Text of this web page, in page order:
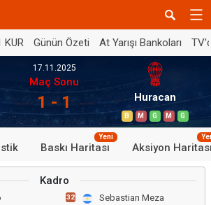
KUR Günün Özeti At Yarışı Bankoları
17.11.2025
Maç Sonu
1 - 1 Huracan
B M G M G
Baskı Haritası
Yeni
Aksiyon
Kadro
32 Sebastian Meza